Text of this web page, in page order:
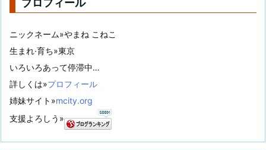
ニックネーム»やまね こねこ
生まれ·育ち»東京
いろいろあって停滞中…
詳しくは»プロフィール
姉妹サイト»mcity.org
支援よろしう»